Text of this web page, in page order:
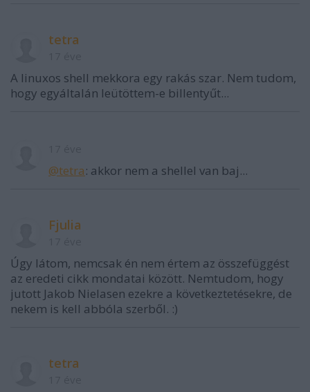
tetra
A linuxos shell mekkora egy rakás szar. Nem tudom,
hogy egyáltalán leütöttem-e billentyűt...
@tetra: akkor nem a shellel van baj...
Fjulia
Úgy látom, nemcsak én nem értem az összefüggést
az eredeti cikk mondatai között. Nemtudom, hogy
jutott Jakob Nielasen ezekre a következtetésekre, de
nekem is kell abbóla szerből. :)
tetra